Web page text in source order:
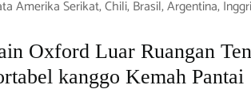
Serikat, Chili, Brasil, Argentina,
Oxford Luar Ruangan
kanggo Kemah Pantai